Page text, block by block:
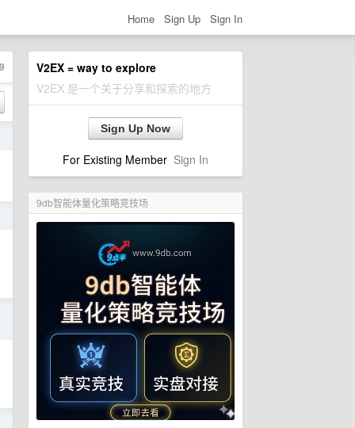
Home Sign Up Sign In
V2EX = way to explore
V2EX 是一个关于分享和探索的地方
Sign Up Now
For Existing Member Sign In
9db智能体量化策略竞技场